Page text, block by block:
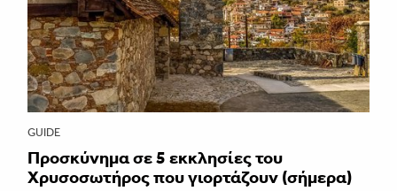
GUIDE
Προσκύνημα σε 5 εκκλησίες του
Χρυσοσωτήρος που γιορτάζουν (σήμερα)